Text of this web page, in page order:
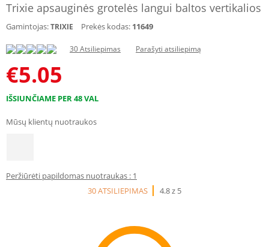
Trixie apsauginės grotelės langui baltos vertikalios
Gamintojas:TRIXIE Prekės kodas: 11649
30 Atsiliepimas Parašyti atsiliepimą
€5.05
IŠSIUNČIAME PER 48 VAL
Mūsų klientų nuotraukos
Peržiūrėti papildomas nuotraukas : 1
30 ATSILIEPIMAS
4.8 z 5